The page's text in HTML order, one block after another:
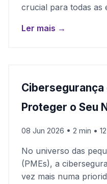
crucial para todas as
Ler mais →
Cibersegurança
Proteger o Seu
08 Jun 2026 • 2 min •
No universo das
(PMEs), a
vez mais numa